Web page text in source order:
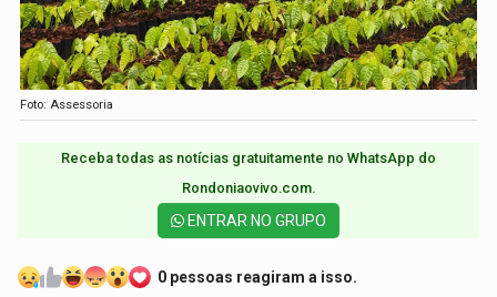
Foto: Assessoria
Receba todas as notícias gratuitamente no WhatsApp do
Rondoniaovivo.com.​
ENTRAR NO GRUPO
0 pessoas reagiram a isso.